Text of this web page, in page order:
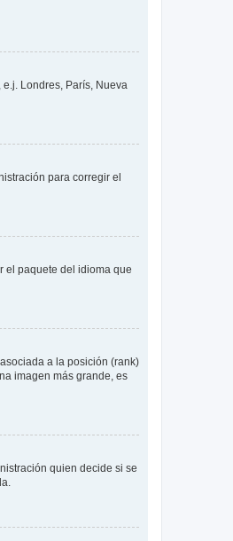
Londres, París, Nueva
para corregir el
el paquete del idioma que
a la posición (rank)
imagen más grande, es
quien decide si se